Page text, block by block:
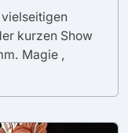
kurzen Show
Magie ,